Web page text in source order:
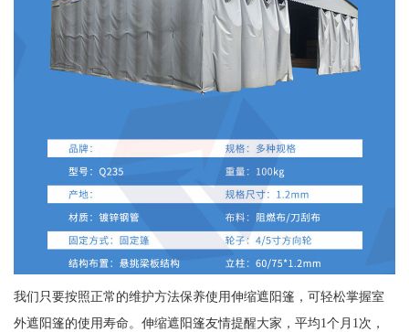
我们只要按照正常的维护方法保养使用伸缩遮阳篷，可轻松掌握室
外遮阳篷的使用寿命。伸缩遮阳篷友情提醒大家，平均1个月1次，